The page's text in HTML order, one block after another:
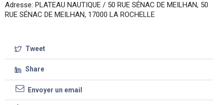
Adresse: PLATEAU NAUTIQUE / 50 RUE SÉNAC DE MEILHAN, 50
RUE SÉNAC DE MEILHAN, 17000 LA ROCHELLE
Tweet
Share
Envoyer un email